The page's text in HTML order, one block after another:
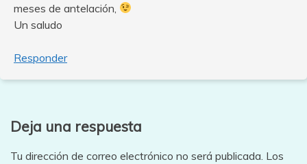
meses de antelación,
Un saludo
Responder
Deja una respuesta
Tu dirección de correo electrónico no será publicada. Los